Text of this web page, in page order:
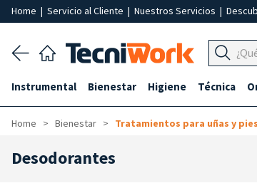
Home | Servicio al Cliente | Nuestros Servicios |
Instrumental Bienestar Higiene Técnica
Home Bienestar Tratamientos para uñas y pies
Desodorantes